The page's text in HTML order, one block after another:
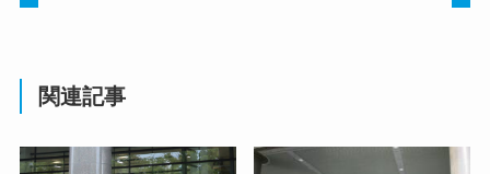
関連記事